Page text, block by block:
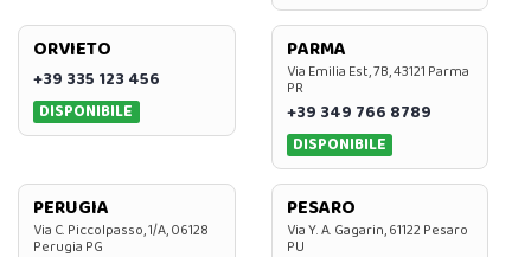
ORVIETO
+39 335 123 456
DISPONIBILE
PARMA
Via Emilia Est, 7B, 43121 Parma
PR
+39 349 766 8789
DISPONIBILE
PERUGIA
Via C. Piccolpasso, 1/A, 06128
Perugia PG
PESARO
Via Y. A. Gagarin, 61122 Pesaro
PU